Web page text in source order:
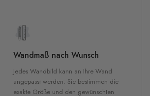
Wandmaß nach Wunsch
Jedes Wandbild kann an Ihre Wand
angepasst werden. Sie bestimmen die
exakte Größe und den gewünschten